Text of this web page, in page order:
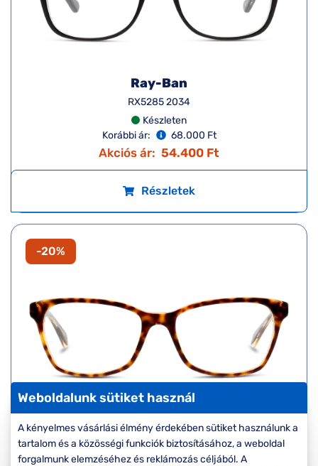
Ray-Ban
RX5285 2034
Készleten
Korábbi ár:
68.000 Ft
Akciós ár: 54.400 Ft
Részletek
-20%
Ray-Ban
RX5362 5082
Készleten
Weboldalunk sütiket használ
A kényelmes vásárlási élmény érdekében sütiket használunk a
tartalom és a közösségi funkciók biztosításához, a weboldal
forgalmunk elemzéséhez és reklámozás céljából. A